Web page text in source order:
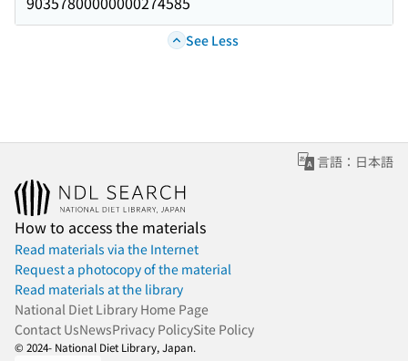
See Less
言語：日本語
How to access the materials
Read materials via the Internet
Request a photocopy of the material
Read materials at the library
National Diet Library Home Page
Contact UsNewsPrivacy PolicySite Policy
© 2024- National Diet Library, Japan.